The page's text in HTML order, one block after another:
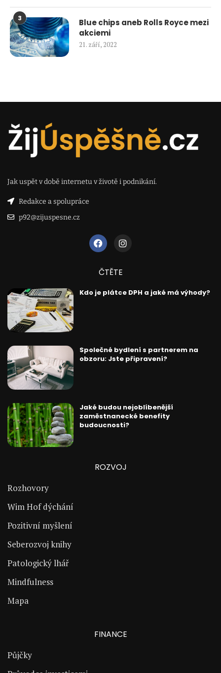
3
Blue chips aneb Rolls Royce mezi
akciemi
21. září, 2022
Jak uspět v době internetu v životě i podnikání.
Redakce a spolupráce
p92@zijuspesne.cz
ČTĚTE
Kdo je plátce DPH a jaké má výhody?
Společné bydlení s partnerem na
obzoru: Jste připravení?
Jaké budou nejoblíbenější
zaměstnanecké benefity
budoucnosti?
ROZVOJ
Rozhovory
Wim Hof dýchání
Pozitivní myšlení
Seberozvoj knihy
Patologický lhář
Mindfulness
Mapa
FINANCE
Půjčky